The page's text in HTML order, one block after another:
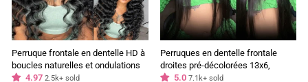
Perruque frontale en dentelle HD à
boucles naturelles et ondulations
profondes et lâches, ligne de
4.97 2.5k+ sold
Perruques en dentelle frontale
droites pré-décolorées 13x6,
cheveux humains, densité 180%,
5.0 7.1k+ sold